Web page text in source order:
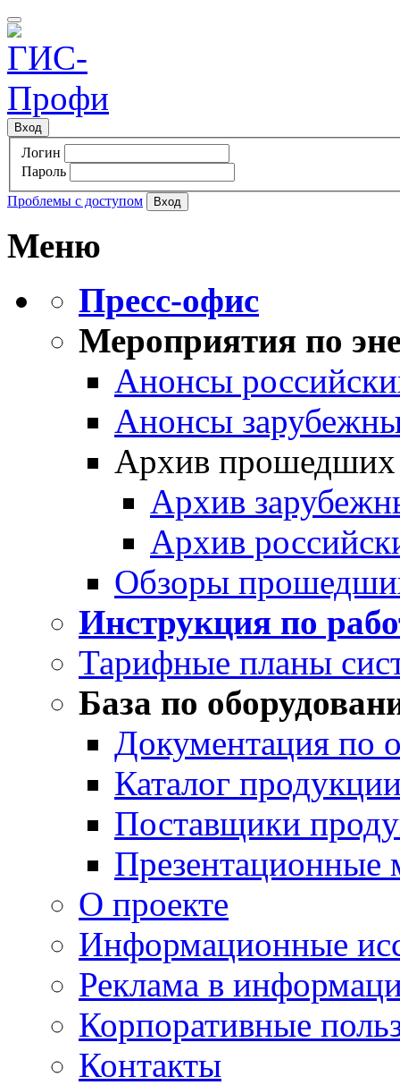
Вход
Логин
Пароль
Проблемы с доступом
Меню
Пресс-офис
Мероприятия по
Анонсы
Анонсы
Архив прошедших
Архив
Архив
Обзоры
Инструкция по
Тарифные планы
База по
Документация по
Каталог
Поставщики
Презентационные
О проекте
Информационные
Реклама в
Корпоративные
Контакты